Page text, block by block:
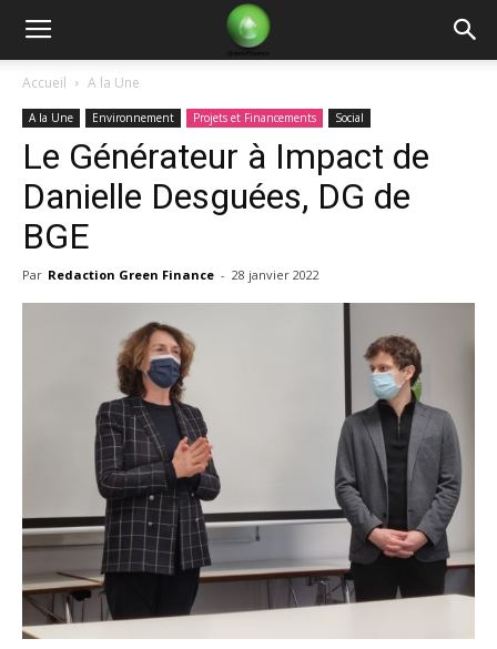
Green
Finance
Accueil A la Une
A la Une Environnement Projets et Financements Social
Le Générateur à Impact de
Danielle Desguées, DG de
BGE
Par Redaction Green Finance - 28 janvier 2022